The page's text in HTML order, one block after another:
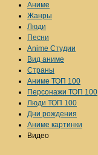
Аниме
Жанры
Люди
Песни
Anime Студии
Вид аниме
Страны
Аниме ТОП 100
Персонажи ТОП 100
Люди ТОП 100
Дни рождения
Аниме картинки
Видео